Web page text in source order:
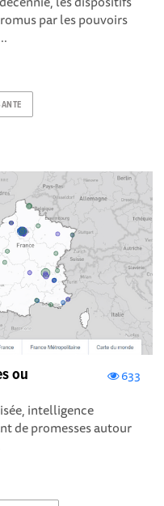
par les pouvoirs
633
ou
intelligence
de promesses autour